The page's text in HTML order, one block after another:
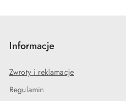
Informacje
Zwroty i reklamacje
Regulamin